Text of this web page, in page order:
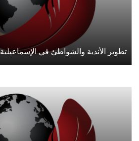
تطوير الأندية والشواطئ في الإسماعيلية